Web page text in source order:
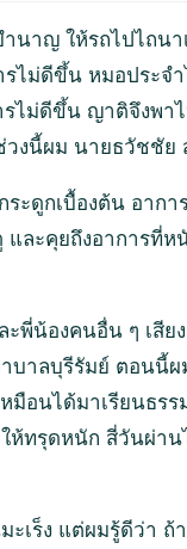
าญ ให้รถไปไถน
ม่ดีขึ้น หมอประจำ
ม่ดีขึ้น ญาติจึงพา
นี้ผม นายธวัชชัย
ดูกเบื้องต้น อาก
ละคุยถึงอาการที่
พี่น้องคนอื่น ๆ เ
บาลบุรีรัมย์ ตอน
อนได้มาเรียนธ
ทรุดหนัก สี่วันผ่า
เร็ง แต่ผมรู้ดีว่า